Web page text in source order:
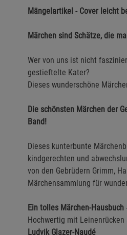
Mängelartikel - Cover leicht
Märchen sind Schätze, die
Wer von uns ist nicht
gestieftelte Kater?
Dieses wunderschöne
Die schönsten Märchen der
Band!
Dieses kunterbunte
kindgerechten und
von den Gebrüdern Grimm,
Märchensammlung für
Ein tolles Märchen-Hausbuch
Hochwertig mit
Ludvik Glazer-Naudé